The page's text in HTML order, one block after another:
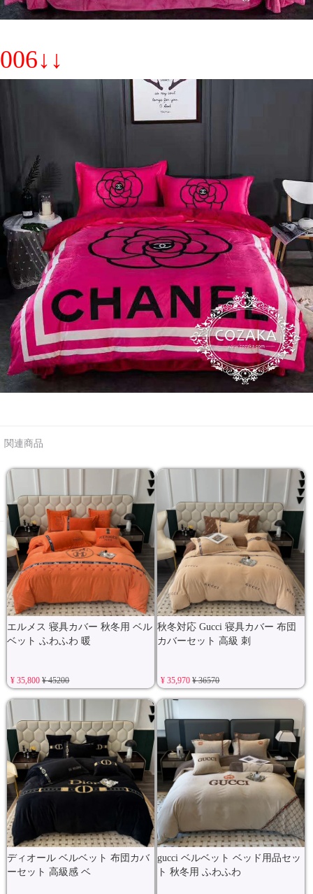
006↓↓
関連商品
エルメス 寝具カバー 秋冬用 ベル
ベット ふわふわ 暖
¥ 35,800¥ 45200
秋冬対応 Gucci 寝具カバー 布団
カバーセット 高級 刺
¥ 35,970¥ 36570
ディオール ベルベット 布団カバ
ーセット 高級感 ベ
gucci ベルベット ベッド用品セッ
ト 秋冬用 ふわふわ